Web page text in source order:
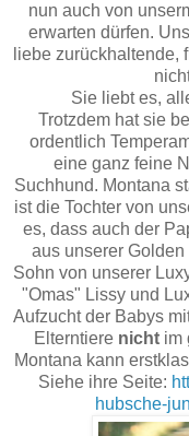
nun auch von
erwarten dürfen.
liebe zurückhaltende,
Sie liebt es,
Trotzdem hat sie
ordentlich
eine ganz feine
Suchhund. Montana
ist die Tochter von
es, dass auch der
aus unserer
Sohn von unserer
"Omas" Lissy und
Aufzucht der Babys
Elterntiere nichtim
Montana kann
Siehe ihre Seite:
hubsche-